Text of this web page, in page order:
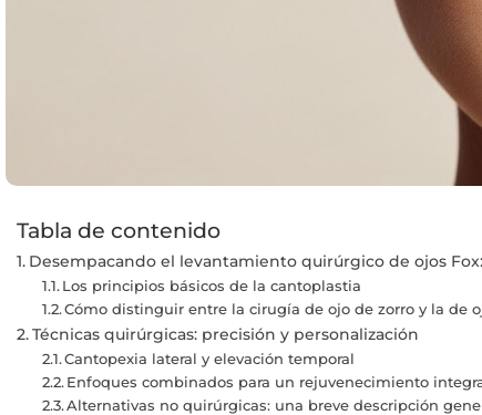
Tabla de contenido
Desempacando el levantamiento quirúrgico de ojos
Los principios básicos de la cantoplastia
Cómo distinguir entre la cirugía de ojo de zorro y la de
Técnicas quirúrgicas: precisión y personalización
Cantopexia lateral y elevación temporal
Enfoques combinados para un rejuvenecimiento
Alternativas no quirúrgicas: una breve descripción